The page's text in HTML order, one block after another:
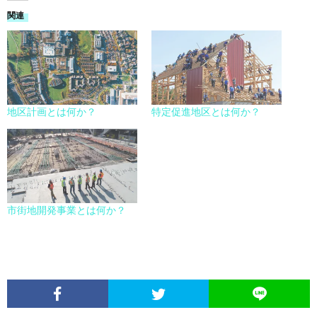
関連
地区計画とは何か？ 特定促進地区とは何か？
市街地開発事業とは何か？